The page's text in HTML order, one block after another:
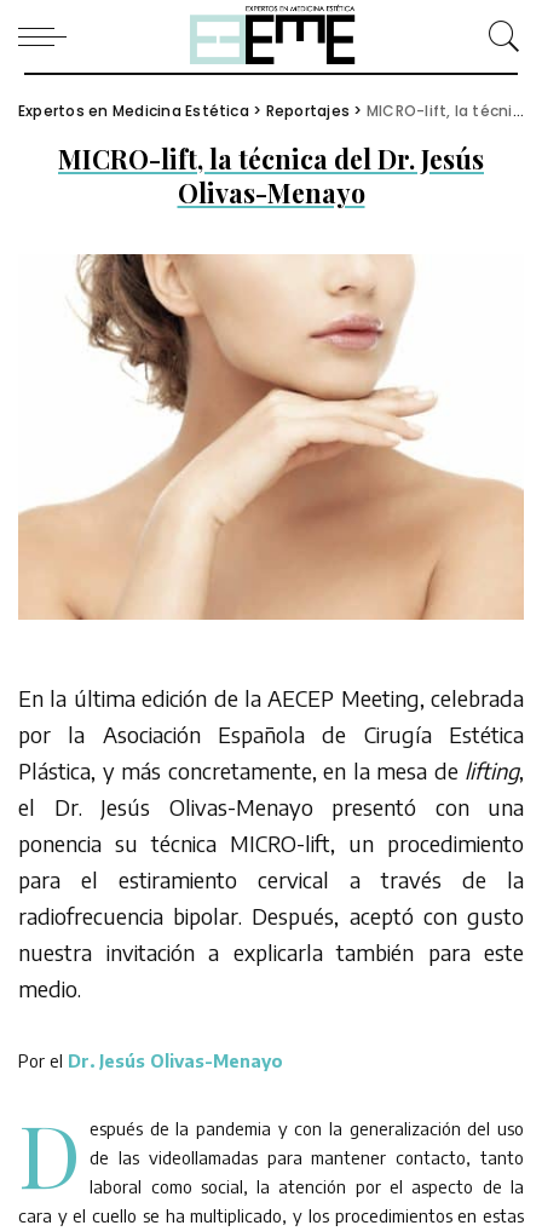
Expertos en Medicina Estética > Reportajes > MICRO-lift, la técnica del Dr. Jesús Olivas-Menayo
MICRO-lift, la técnica del Dr. Jesús
Olivas-Menayo
En la última edición de la AECEP Meeting, celebrada
por la Asociación Española de Cirugía Estética
Plástica, y más concretamente, en la mesa de lifting,
el Dr. Jesús Olivas-Menayo presentó con una
ponencia su técnica MICRO-lift, un procedimiento
para el estiramiento cervical a través de la
radiofrecuencia bipolar. Después, aceptó con gusto
nuestra invitación a explicarla también para este
medio.
Por el Dr. Jesús Olivas-Menayo
D
espués de la pandemia y con la generalización del uso
de las videollamadas para mantener contacto, tanto
laboral como social, la atención por el aspecto de la
cara y el cuello se ha multiplicado, y los procedimientos en estas